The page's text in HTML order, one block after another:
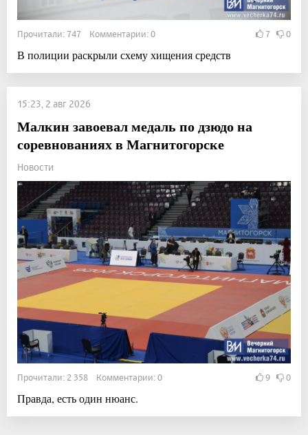
Прочитали: 747 Комментарии: 0 7 0
В полиции раскрыли схему хищения средств
15:23, 2 авг 2026
Малкин завоевал медаль по дзюдо на
соревнованиях в Магнитогорске
Новости
Прочитали: 2 358 Комментарии: 0 9 0
Правда, есть один нюанс.